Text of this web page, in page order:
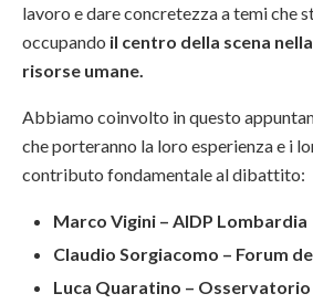
lavoro e dare concretezza a temi che
occupando il centro della scena
risorse umane.
Abbiamo coinvolto in questo
che porteranno la loro esperienza e i
contributo fondamentale al dibattito:
Marco Vigini – AIDP Lombardia
Claudio Sorgiacomo – Forum
Luca Quaratino –